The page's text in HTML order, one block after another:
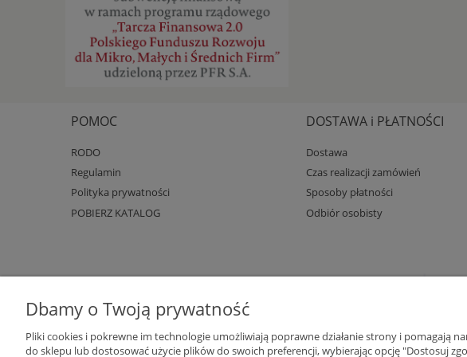
POMOC
RODO
Regulamin
Polityka prywatności
POBIERZ KATALOG
DOSTAWA i PŁATNOŚCI
Dostawa
Czas realizacji zamówień
Sposoby płatności
Odbiór osobisty
Dbamy o Twoją prywatność
Pliki cookies i pokrewne im technologie umożliwiają poprawne działanie strony i pomagają
do sklepu lub dostosować użycie plików do swoich preferencji, wybierając opcję "Dostosuj